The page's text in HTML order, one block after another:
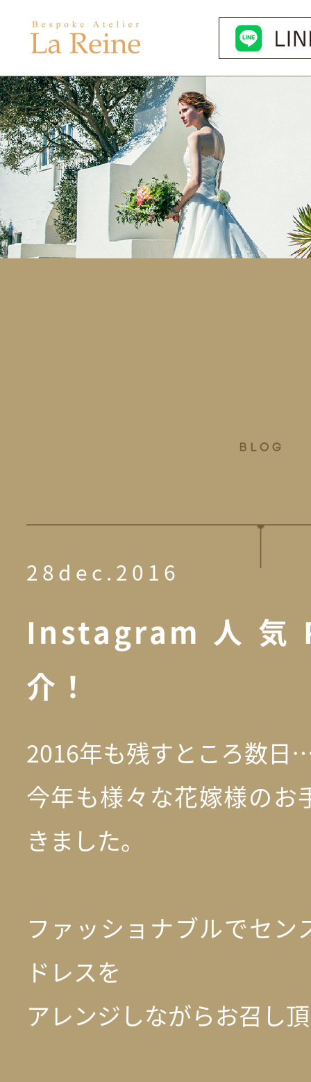
28dec.2016
Instagram人
介！
2016年も残すところ数日
今年も様々な花嫁様のお
きました。
ファッショナブルでセン
ドレスを
アレンジしながらお召し